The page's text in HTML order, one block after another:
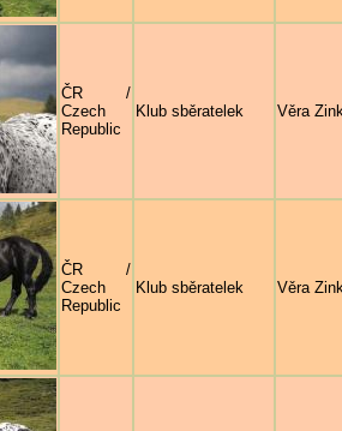
ČR /
Czech
Republic
Klub sběratelek Věra
ČR /
Czech
Republic
Klub sběratelek Věra